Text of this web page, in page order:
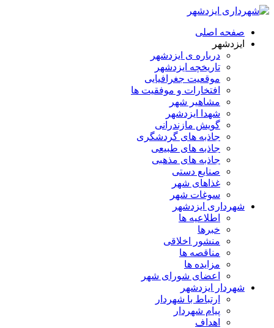
صفحه اصلی
ایزدشهر
درباره ی ایزدشهر
تاریخچه ایزدشهر
موقعیت جغرافیایی
افتخارات و موفقیت ها
مشاهیر شهر
شهدا ایزدشهر
گویش مازندرانی
جاذبه های گردشگری
جاذبه های طبیعی
جاذبه های مذهبی
صنایع دستی
غذاهای شهر
سوغات شهر
شهرداری ایزدشهر
اطلاعیه ها
خبرها
منشور اخلاقی
مناقصه ها
مزایده ها
اعضای شورای شهر
شهردار ایزدشهر
ارتباط با شهردار
پیام شهردار
اهداف